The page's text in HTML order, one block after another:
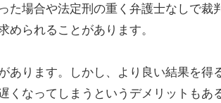
た場合や法定刑の重く弁護士なしで裁
られることがあります。
ります。しかし、より良い結果を得
なってしまうというデメリットもあ